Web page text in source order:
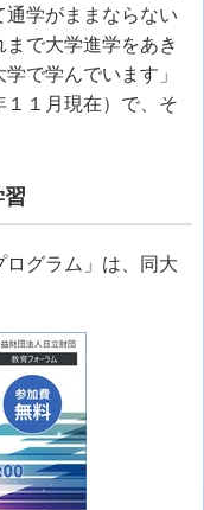
学がままならない
で大学進学をあき
で学んでいます」
１１月現在）で、そ
グラム」は、同大